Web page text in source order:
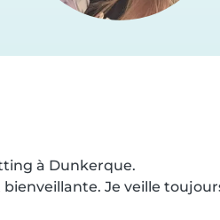
à Dunkerque.
Je veille